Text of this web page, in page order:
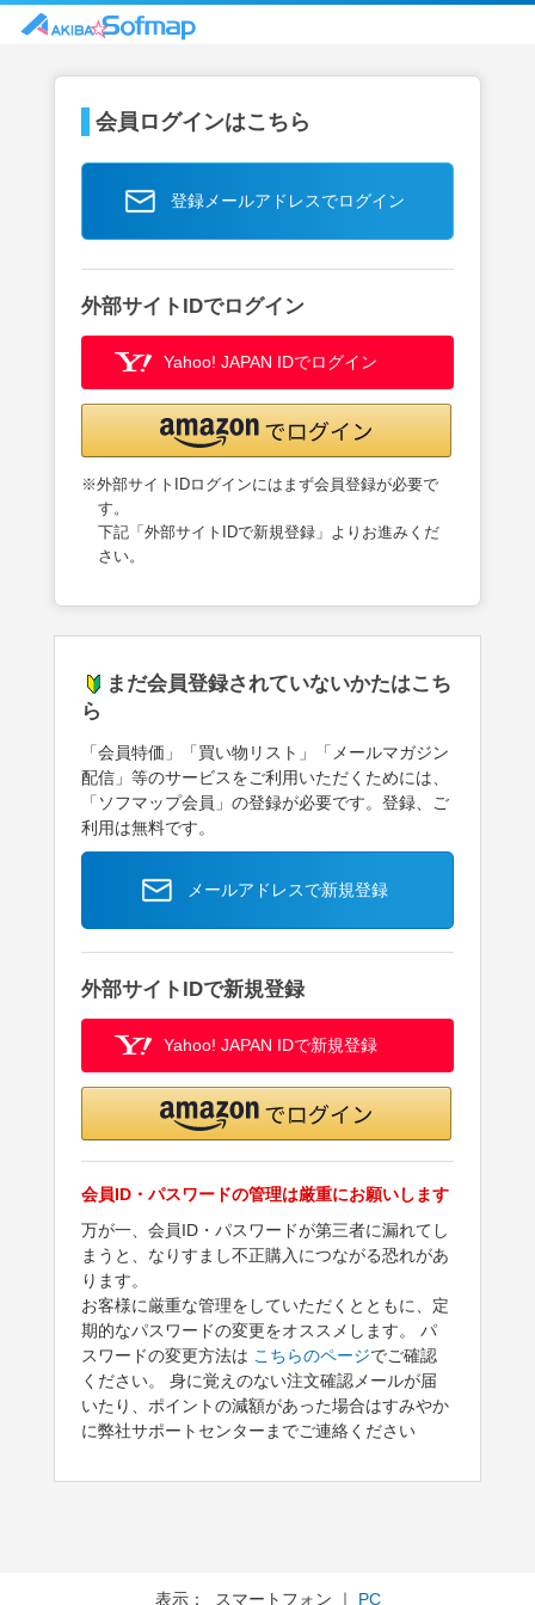
会員ログインはこちら
登録メールアドレスでログイン
外部サイトIDでログイン
Yahoo! JAPAN IDでログイン
※外部サイトIDログインにはまず会員登録が必要で
す。
下記「外部サイトIDで新規登録」よりお進みくだ
さい。
まだ会員登録されていないかたはこち
ら
「会員特価」「買い物リスト」「メールマガジン
配信」等のサービスをご利用いただくためには、
「ソフマップ会員」の登録が必要です。登録、ご
利用は無料です。
メールアドレスで新規登録
外部サイトIDで新規登録
Yahoo! JAPAN IDで新規登録
会員ID・パスワードの管理は厳重にお願いします
万が一、会員ID・パスワードが第三者に漏れてし
まうと、なりすまし不正購入につながる恐れがあ
ります。
お客様に厳重な管理をしていただくとともに、定
期的なパスワードの変更をオススメします。 パ
スワードの変更方法は こちらのページでご確認
ください。 身に覚えのない注文確認メールが届
いたり、ポイントの減額があった場合はすみやか
に弊社サポートセンターまでご連絡ください
表示： スマートフォン ｜ PC